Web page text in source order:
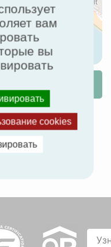
вам
вы
cookies